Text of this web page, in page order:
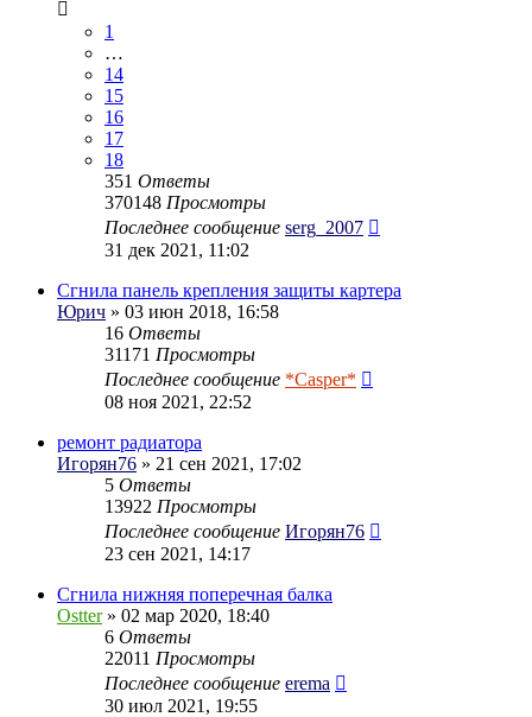
1
…
14
15
16
17
18
351 Ответы
370148 Просмотры
Последнее сообщение serg_2007
31 дек 2021, 11:02
Сгнила панель крепления защиты картера
Юрич » 03 июн 2018, 16:58
16 Ответы
31171 Просмотры
Последнее сообщение *Casper*
08 ноя 2021, 22:52
ремонт радиатора
Игорян76 » 21 сен 2021, 17:02
5 Ответы
13922 Просмотры
Последнее сообщение Игорян76
23 сен 2021, 14:17
Сгнила нижняя поперечная балка
Ostter» 02 мар 2020, 18:40
6 Ответы
22011 Просмотры
Последнее сообщение erema
30 июл 2021, 19:55